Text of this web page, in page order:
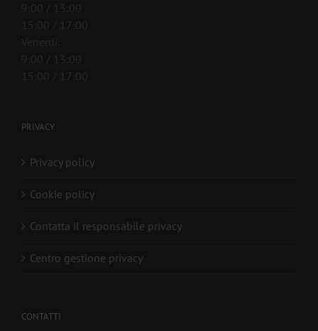
9:00 / 13:00
15:00 / 17:00
Venerdì:
9:00 / 13:00
15:00 / 17:00
PRIVACY
Privacy policy
Cookie policy
Contatta il responsabile privacy
Centro gestione privacy
CONTATTI